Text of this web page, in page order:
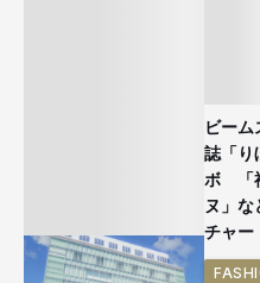
ビーム
誌「り
ボ 「
ヌ」な
チャー